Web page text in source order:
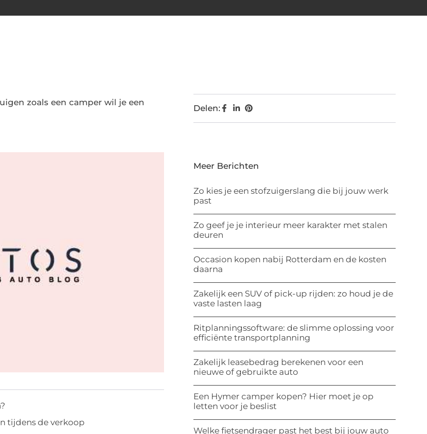
zoals een camper wil je een
tijdens de verkoop
Delen:
Meer Berichten
Zo kies je een stofzuigerslang die bij jouw werk
past
Zo geef je je interieur meer karakter met stalen
deuren
Occasion kopen nabij Rotterdam en de kosten
daarna
Zakelijk een SUV of pick-up rijden: zo houd je de
vaste lasten laag
Ritplanningssoftware: de slimme oplossing voor
efficiënte transportplanning
Zakelijk leasebedrag berekenen voor een
nieuwe of gebruikte auto
Een Hymer camper kopen? Hier moet je op
letten voor je beslist
Welke fietsendrager past het best bij jouw auto